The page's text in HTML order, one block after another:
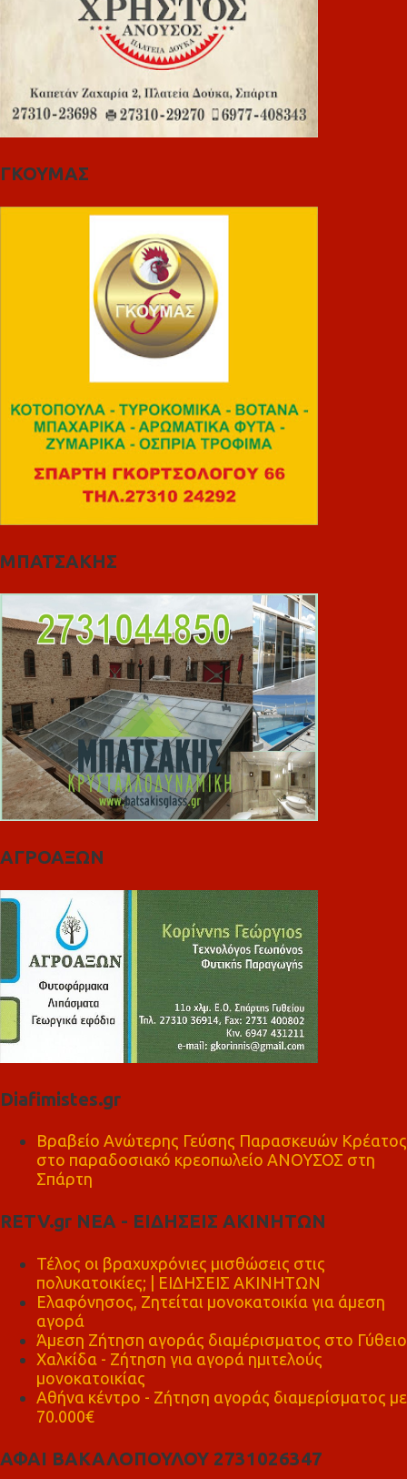
ΓΚΟΥΜΑΣ
ΜΠΑΤΣΑΚΗΣ
ΑΓΡΟΑΞΩΝ
Diafimistes.gr
Βραβείο Ανώτερης Γεύσης Παρασκευών Κρέατος
στο παραδοσιακό κρεοπωλείο ΑΝΟΥΣΟΣ στη
Σπάρτη
RETV.gr ΝΕΑ - ΕΙΔΗΣΕΙΣ ΑΚΙΝΗΤΩΝ
Τέλος οι βραχυχρόνιες μισθώσεις στις
πολυκατοικίες; | ΕΙΔΗΣΕΙΣ ΑΚΙΝΗΤΩΝ
Ελαφόνησος, Ζητείται μονοκατοικία για άμεση
αγορά
Άμεση Ζήτηση αγοράς διαμέρισματος στο Γύθειο
Χαλκίδα - Ζήτηση για αγορά ημιτελούς
μονοκατοικίας
Αθήνα κέντρο - Ζήτηση αγοράς διαμερίσματος με
70.000€
ΑΦΑΙ ΒΑΚΑΛΟΠΟΥΛΟΥ 2731026347